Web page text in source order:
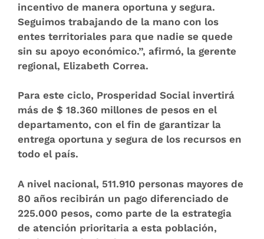
incentivo de manera oportuna y segura.
Seguimos trabajando de la mano con los
entes territoriales para que nadie se quede
sin su apoyo económico.”, afirmó, la gerente
regional, Elizabeth Correa.
Para este ciclo, Prosperidad Social invertirá
más de $ 18.360 millones de pesos en el
departamento, con el fin de garantizar la
entrega oportuna y segura de los recursos en
todo el país.
A nivel nacional, 511.910 personas mayores de
80 años recibirán un pago diferenciado de
225.000 pesos, como parte de la estrategia
de atención prioritaria a esta población,